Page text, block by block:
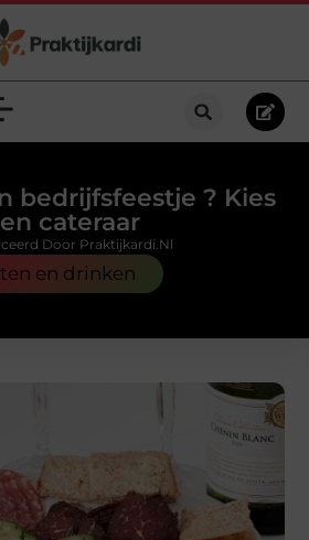
bedrijfsfeestje ? Kies
cateraar
en drinken
Door Praktijkardi.nl